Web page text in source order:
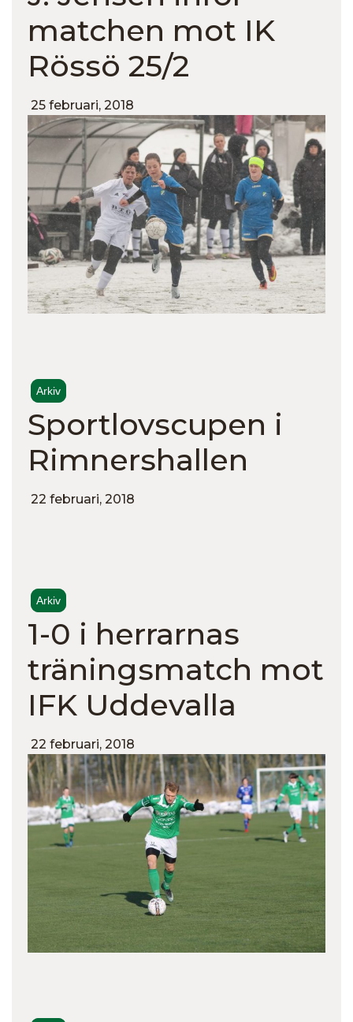
matchen mot IK
Rössö 25/2
25 februari, 2018
Arkiv
Sportlovscupen i
Rimnershallen
22 februari, 2018
Arkiv
1-0 i herrarnas
träningsmatch mot
IFK Uddevalla
22 februari, 2018